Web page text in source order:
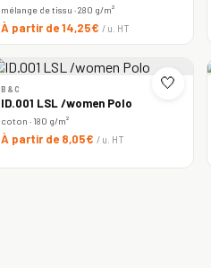
mélange de tissu · 280 g/m²
À partir de 14,25€ / u. HT
🤍
B&C
ID.001 LSL /women Polo
coton · 180 g/m²
À partir de 8,05€ / u. HT